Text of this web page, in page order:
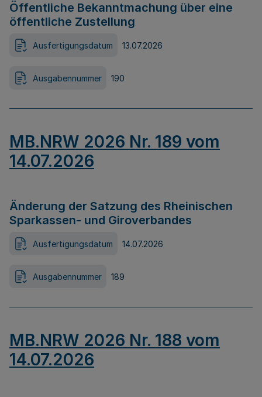
Öffentliche Bekanntmachung über eine
öffentliche Zustellung
Ausfertigungsdatum 13.07.2026
Ausgabennummer 190
MB.NRW 2026 Nr. 189 vom
14.07.2026
Änderung der Satzung des Rheinischen
Sparkassen- und Giroverbandes
Ausfertigungsdatum 14.07.2026
Ausgabennummer 189
MB.NRW 2026 Nr. 188 vom
14.07.2026